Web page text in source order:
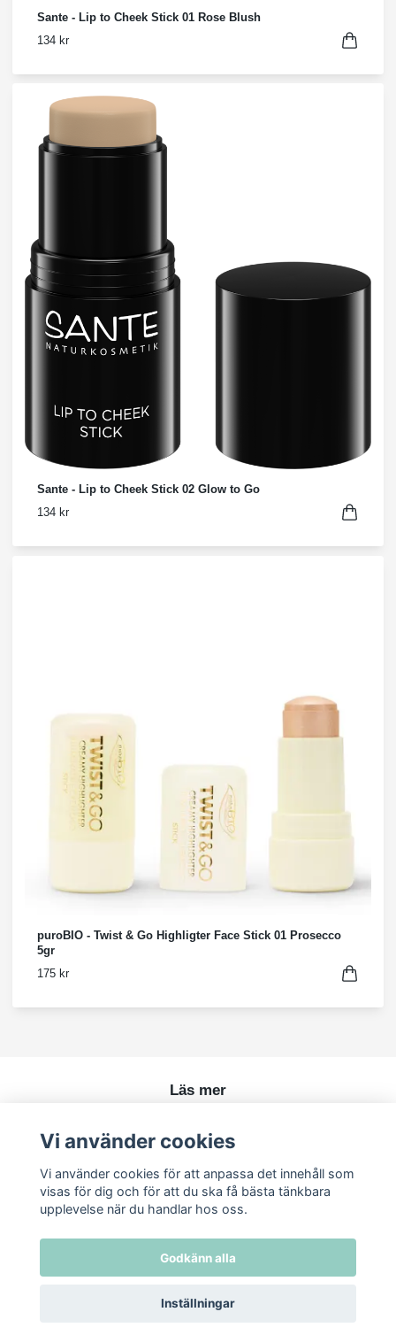
Sante - Lip to Cheek Stick 01 Rose Blush
134 kr
Sante - Lip to Cheek Stick 02 Glow to Go
134 kr
puroBIO - Twist & Go Highligter Face Stick 01 Prosecco
5gr
175 kr
Läs mer
Kontakt
Vi använder cookies
Vi använder cookies för att anpassa det innehåll som
visas för dig och för att du ska få bästa tänkbara
upplevelse när du handlar hos oss.
Godkänn alla
Inställningar